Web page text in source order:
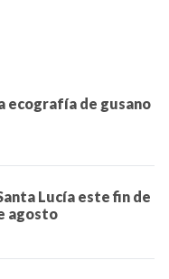
ecografía de gusano
Lucía este fin de
agosto